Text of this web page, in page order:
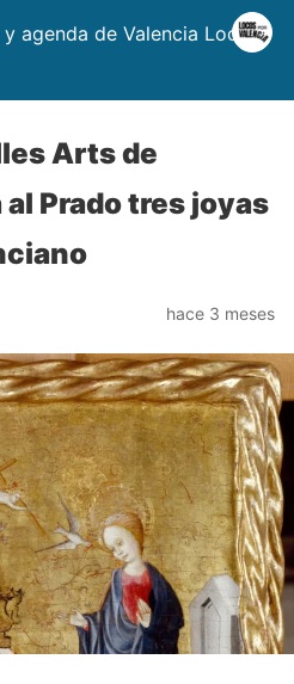
agenda de Valencia Locos
Arts de
Prado tres joyas
hace 3 meses